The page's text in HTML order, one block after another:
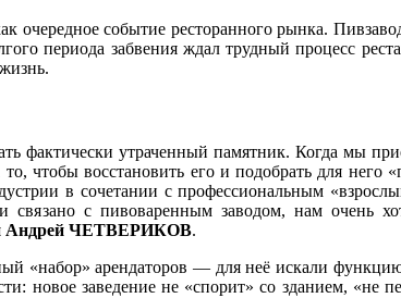
очередное событие ресторанного рынка.
периода забвения ждал трудный процесс
фактически утраченный памятник. Когда мы
чтобы восстановить его и подобрать для
в сочетании с профессиональным
с пивоваренным заводом, нам очень
Андрей ЧЕТВЕРИКОВ.
«набор» арендаторов — для неё искали
новое заведение не «спорит» со зданием, «не